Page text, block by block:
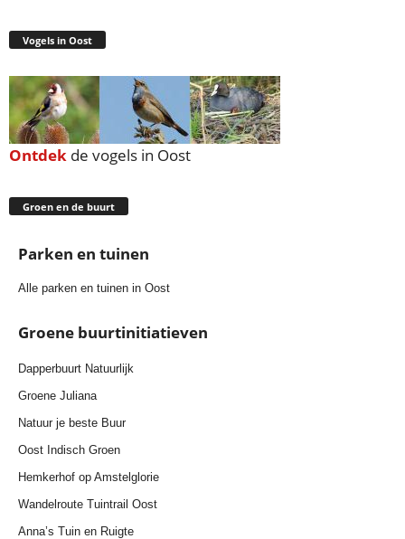
Vogels in Oost
Ontdek de vogels in Oost
Groen en de buurt
Parken en tuinen
Alle parken en tuinen in Oost
Groene buurtinitiatieven
Dapperbuurt Natuurlijk
Groene Juliana
Natuur je beste Buur
Oost Indisch Groen
Hemkerhof op Amstelglorie
Wandelroute Tuintrail Oost
Anna’s Tuin en Ruigte